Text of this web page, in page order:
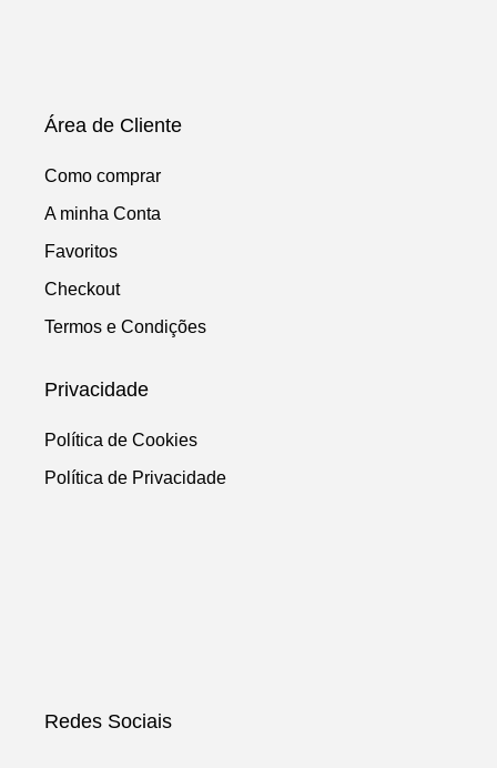
Área de Cliente
Como comprar
A minha Conta
Favoritos
Checkout
Termos e Condições
Privacidade
Política de Cookies
Política de Privacidade
Redes Sociais